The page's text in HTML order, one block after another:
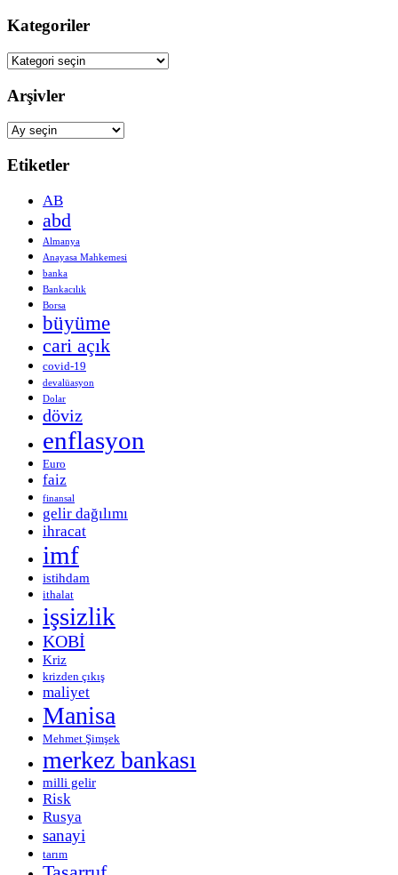
Kategoriler
Kategoriler
Arşivler
Arşivler
Etiketler
AB
abd
Almanya
Anayasa Mahkemesi
banka
Bankacılık
Borsa
büyüme
cari açık
covid-19
devalüasyon
Dolar
döviz
enflasyon
Euro
faiz
finansal
gelir dağılımı
ihracat
imf
istihdam
ithalat
işsizlik
KOBİ
Kriz
krizden çıkış
maliyet
Manisa
Mehmet Şimşek
merkez bankası
milli gelir
Risk
Rusya
sanayi
tarım